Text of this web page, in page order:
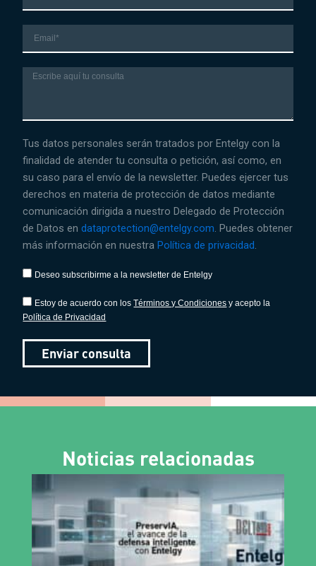
electrónico
Mensaje
Tus datos personales serán tratados por Entelgy con la
finalidad de atender tu consulta o petición, así como, en
su caso para el envío de la newsletter. Puedes ejercer tus
derechos en materia de protección de datos mediante
comunicación dirigida a nuestro Delegado de Protección
de Datos endataprotection@entelgy.com. Puedes obtener
más información en nuestra Política de privacidad.
Deseo subscribirme a la newsletter de Entelgy
Estoy de acuerdo con losTérminos y Condiciones y acepto la
Política de Privacidad
Enviar consulta
Noticias relacionadas